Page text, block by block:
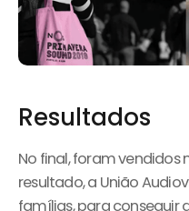
Resultados
No final, foram vendidos
resultado, a União
famílias, para conseguir